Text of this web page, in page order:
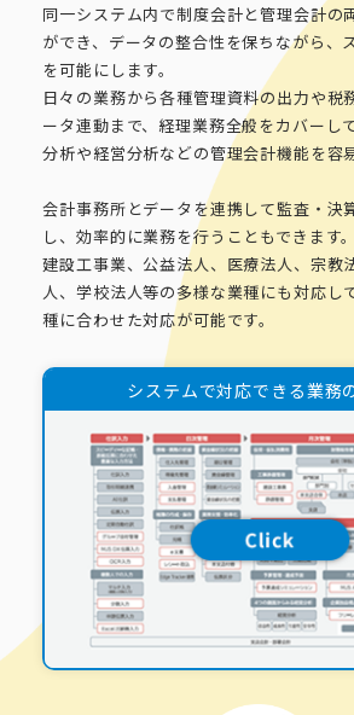
同一システム内で制度会計と管理会計の
ができ、データの整合性を保ちながら、
を可能にします。
日々の業務から各種管理資料の出力や税
ータ連動まで、経理業務全般をカバーし
分析や経営分析などの管理会計機能を容
会計事務所とデータを連携して監査・決
し、効率的に業務を行うこともできます。
建設工事業、公益法人、医療法人、宗教
人、学校法人等の多様な業種にも対応し
種に合わせた対応が可能です。
システムで対応できる業務